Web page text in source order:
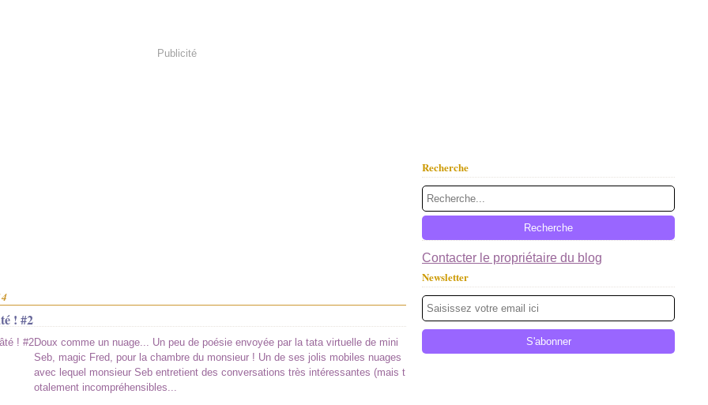
Publicité
! #2
Doux comme un nuage... Un peu de poésie envoyée par la tata virtuelle de mini
Seb, magic Fred, pour la chambre du monsieur ! Un de ses jolis mobiles nuages
avec lequel monsieur Seb entretient des conversations très intéressantes (mais t
otalement incompréhensibles...
Recherche
Contacter le propriétaire du blog
Newsletter